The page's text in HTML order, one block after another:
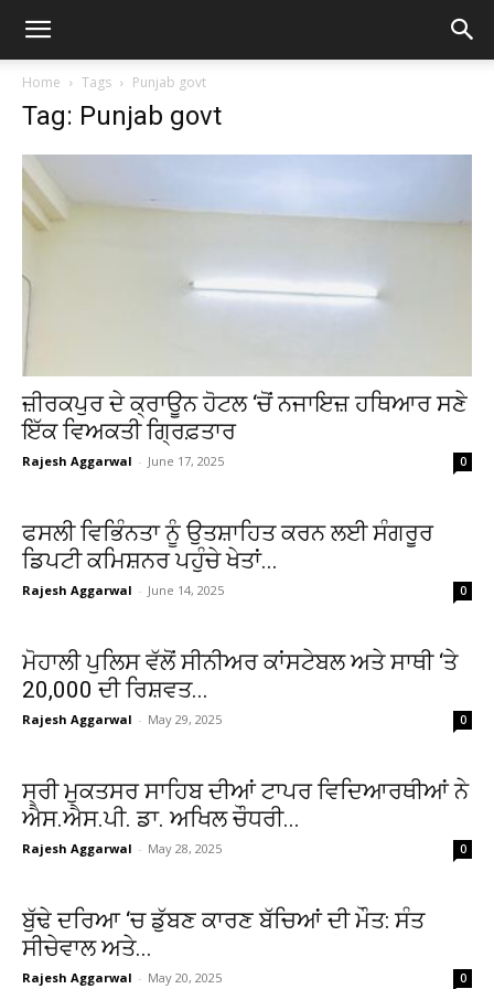
Home Tags Punjab govt
Tag: Punjab govt
ਜ਼ੀਰਕਪੁਰ ਦੇ ਕ੍ਰਾਊਨ ਹੋਟਲ ‘ਚੋਂ ਨਜਾਇਜ਼ ਹਥਿਆਰ ਸਣੇ
ਇੱਕ ਵਿਅਕਤੀ ਗ੍ਰਿਫ਼ਤਾਰ
Rajesh Aggarwal - June 17, 2025 0
ਫਸਲੀ ਵਿਭਿੰਨਤਾ ਨੂੰ ਉਤਸ਼ਾਹਿਤ ਕਰਨ ਲਈ ਸੰਗਰੂਰ
ਡਿਪਟੀ ਕਮਿਸ਼ਨਰ ਪਹੁੰਚੇ ਖੇਤਾਂ...
Rajesh Aggarwal - June 14, 2025 0
ਮੋਹਾਲੀ ਪੁਲਿਸ ਵੱਲੋਂ ਸੀਨੀਅਰ ਕਾਂਸਟੇਬਲ ਅਤੇ ਸਾਥੀ ‘ਤੇ
20,000 ਦੀ ਰਿਸ਼ਵਤ...
Rajesh Aggarwal - May 29, 2025 0
ਸ੍ਰੀ ਮੁਕਤਸਰ ਸਾਹਿਬ ਦੀਆਂ ਟਾਪਰ ਵਿਦਿਆਰਥੀਆਂ ਨੇ
ਐਸ.ਐਸ.ਪੀ. ਡਾ. ਅਖਿਲ ਚੌਧਰੀ...
Rajesh Aggarwal - May 28, 2025 0
ਬੁੱਢੇ ਦਰਿਆ ‘ਚ ਡੁੱਬਣ ਕਾਰਣ ਬੱਚਿਆਂ ਦੀ ਮੌਤ: ਸੰਤ
ਸੀਚੇਵਾਲ ਅਤੇ...
Rajesh Aggarwal - May 20, 2025 0